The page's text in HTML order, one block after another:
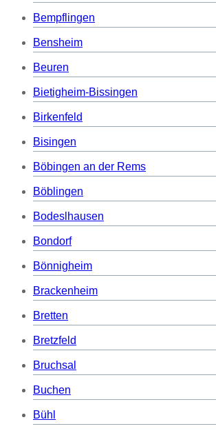
Bempflingen
Bensheim
Beuren
Bietigheim-Bissingen
Birkenfeld
Bisingen
Böbingen an der Rems
Böblingen
Bodeslhausen
Bondorf
Bönnigheim
Brackenheim
Bretten
Bretzfeld
Bruchsal
Buchen
Bühl